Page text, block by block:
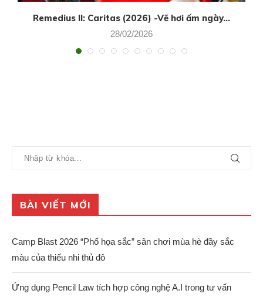
Remedius II: Caritas (2026) -Vẽ hơi ấm ngày...
28/02/2026
BÀI VIẾT MỚI
Camp Blast 2026 “Phố họa sắc” sân chơi mùa hè đầy sắc
màu của thiếu nhi thủ đô
Ứng dụng Pencil Law tích hợp công nghệ A.I trong tư vấn